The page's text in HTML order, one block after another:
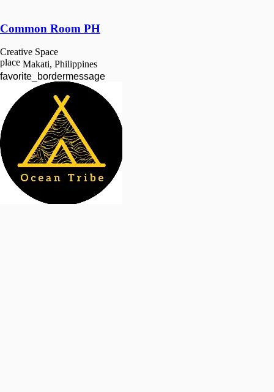
Common Room PH
Creative Space
place Makati, Philippines
favorite_bordermessage